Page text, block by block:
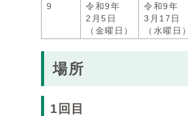
9
令和9年
2月5日
（金曜日）
令和9年
3月17日
（水曜日）
場所
1回目